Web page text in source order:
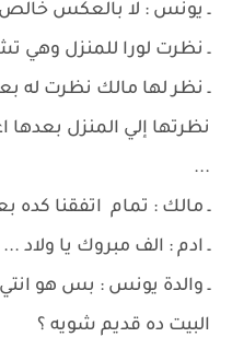
ـ يونس : لا بالعكس
ـ نظرت لورا للمنزل وهي
ـ نظر لها مالك نظرت له
نظرتها إلي المنزل
...
ـ مالك : تمام اتفقنا كده
ـ ادم : الف مبروك يا ولاد ...
ـ والدة يونس : بس هو
البيت ده قديم شويه ؟